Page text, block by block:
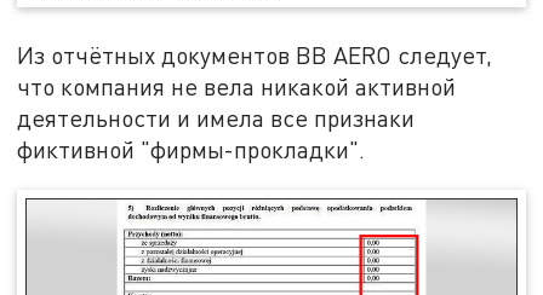
Из отчётных документов BB AERO следует,
что компания не вела никакой активной
деятельности и имела все признаки
фиктивной "фирмы-прокладки".